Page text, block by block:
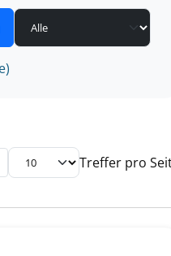
Letzte Seite Treffer pro